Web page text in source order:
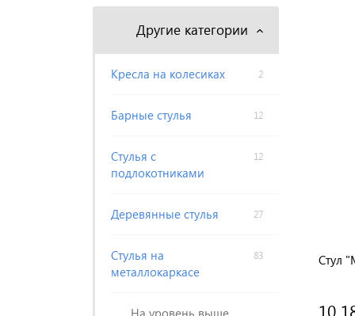
Другие категории
Кресла на колесиках 2
Барные стулья 12
Стулья с
подлокотниками
12
Деревянные стулья 27
Стулья на
металлокаркасе
83
На уровень выше
Стул
10